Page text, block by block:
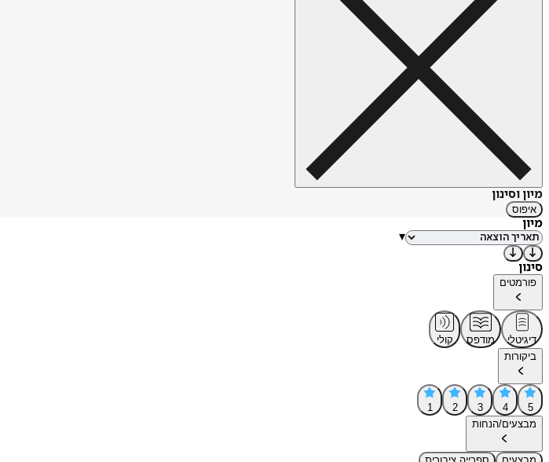
מיון וסינון
איפוס
מיון
▾
סינון
פורמטים
דיגיטלי מודפס
קולי
ביקורות
5
4
3
2
1
מבצעים/הנחות